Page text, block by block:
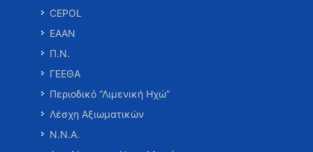
CEPOL
ΕΑΑΝ
Π.Ν.
ΓΕΕΘΑ
Περιοδικό “Λιμενική Ηχώ”
Λέσχη Αξιωματικών
Ν.Ν.Α.